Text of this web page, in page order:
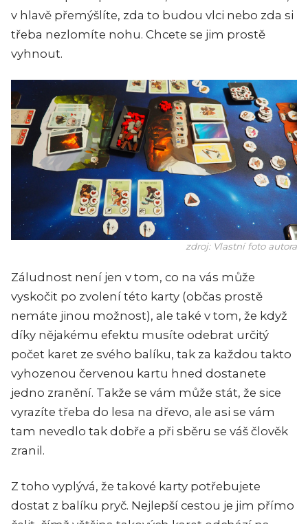
v hlavě přemýšlíte, zda to budou vlci nebo zda si
třeba nezlomíte nohu. Chcete se jim prostě
vyhnout.
zdroj: Vlastní foto autora
Záludnost není jen v tom, co na vás může
vyskočit po zvolení této karty (občas prostě
nemáte jinou možnost), ale také v tom, že když
díky nějakému efektu musíte odebrat určitý
počet karet ze svého balíku, tak za každou takto
vyhozenou červenou kartu hned dostanete
jedno zranění. Takže se vám může stát, že sice
vyrazíte třeba do lesa na dřevo, ale asi se vám
tam nevedlo tak dobře a při sběru se váš člověk
zranil.
Z toho vyplývá, že takové karty potřebujete
dostat z balíku pryč. Nejlepší cestou je jim přímo